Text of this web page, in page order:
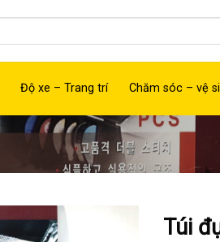
Độ xe – Trang trí Chăm sóc – vệ
Túi